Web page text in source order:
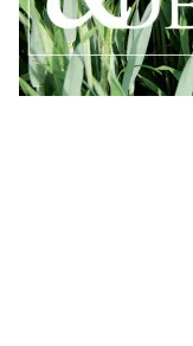
12 DÉC. 2025